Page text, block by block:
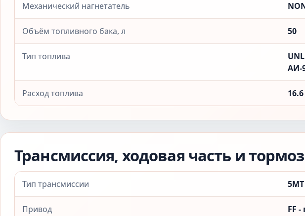
Механический нагнетатель
Объём топливного бака, л 50
Тип топлива
АИ-
Расход топлива 16.6
Трансмиссия, ходовая часть и
Тип трансмиссии 5MT
Привод FF